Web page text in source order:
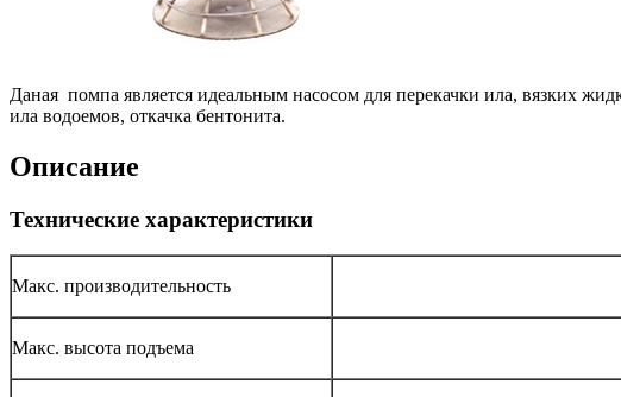
Даная помпа является идеальным насосом для перекачки ила, вязких
ила водоемов, откачка бентонита.
Описание
Технические характеристики
Макс. производительность
Макс. высота подъема